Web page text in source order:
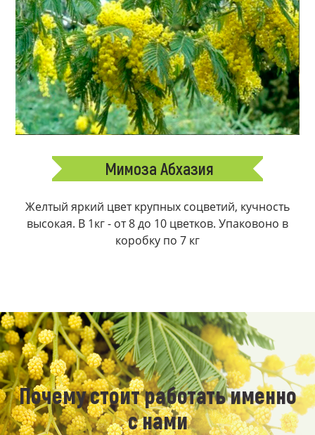
Мимоза Абхазия
Желтый яркий цвет крупных соцветий, кучность
высокая. В 1кг - от 8 до 10 цветков. Упаковоно в
коробку по 7 кг
Почему стоит работать именно
с нами